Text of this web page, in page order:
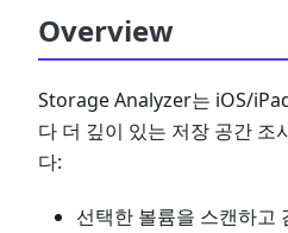
Overview
Storage Analyzer는 iOS/
다 더 깊이 있는 저장 공간 조
다:
선택한 볼륨을 스캔하고